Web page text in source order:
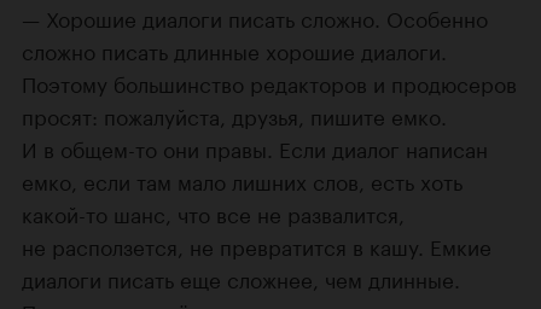
— Хорошие диалоги писать сложно. Особенно
сложно писать длинные хорошие диалоги.
Поэтому большинство редакторов и продюсеров
просят: пожалуйста, друзья, пишите емко.
И в общем-то они правы. Если диалог написан
емко, если там мало лишних слов, есть хоть
какой-то шанс, что все не развалится,
не расползется, не превратится в кашу. Емкие
диалоги писать еще сложнее, чем длинные.